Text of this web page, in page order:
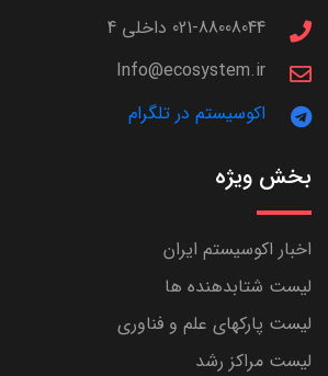
021-88008044 داخلی 4
Info@ecosystem.ir
اکوسیستم در تلگرام
بخش ویژه
اخبار اکوسیستم ایران
لیست شتابدهنده ها
لیست پارکهای علم و فناوری
لیست مراکز رشد